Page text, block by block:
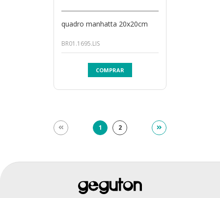
quadro manhatta 20x20cm
BR01.1695.LIS
COMPRAR
1 2